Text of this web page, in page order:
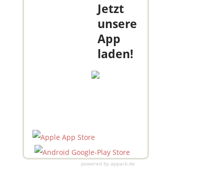
Jetzt
unsere
App
laden!
powered by appack.de